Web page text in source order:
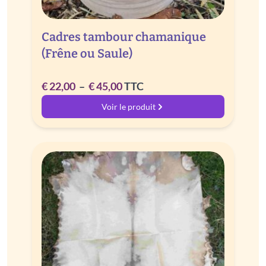
Cadres tambour chamanique
(Frêne ou Saule)
€22,00 – €45,00Plage
de
prix :
à
€ 45,00
TTC
Voir le produit